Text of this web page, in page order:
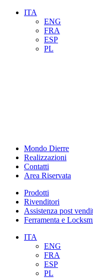
ITA
ENG
FRA
ESP
PL
Mondo Dierre
Realizzazioni
Contatti
Area Riservata
Prodotti
Rivenditori
Assistenza post
Ferramenta e
ITA
ENG
FRA
ESP
PL